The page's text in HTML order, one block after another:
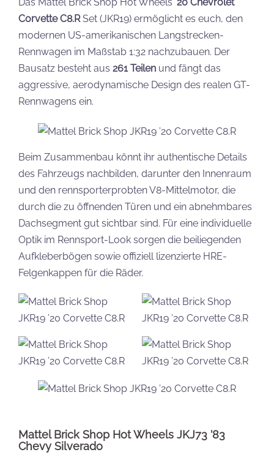
Corvette C8.RSet (JKR19) ermöglicht es euch, den
modernen US-amerikanischen Langstrecken-
Rennwagen im Maßstab 1:32 nachzubauen. Der
Bausatz besteht aus 261 Teilen und fängt das
aggressive, aerodynamische Design des realen GT-
Rennwagens ein.
Beim Zusammenbau könnt ihr authentische Details
des Fahrzeugs nachbilden, darunter den Innenraum
und den rennsporterprobten V8-Mittelmotor, die
durch die zu öffnenden Türen und ein abnehmbares
Dachsegment gut sichtbar sind. Für eine individuelle
Optik im Rennsport-Look sorgen die beiliegenden
Aufkleberbögen sowie offiziell lizenzierte HRE-
Felgenkappen für die Räder.
Mattel Brick Shop Hot Wheels JKJ73 ’83
Chevy Silverado